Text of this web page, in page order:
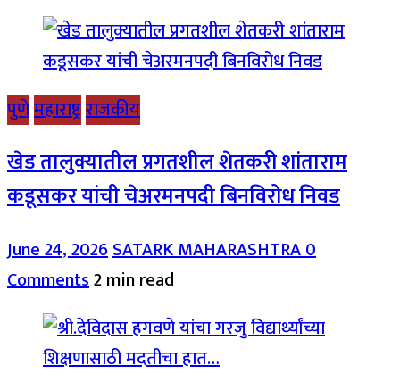
पुणेमहाराष्ट्रराजकीय
खेड तालुक्यातील प्रगतशील शेतकरी शांताराम
कडूसकर यांची चेअरमनपदी बिनविरोध निवड
June 24, 2026SATARK MAHARASHTRA0
Comments2 min read